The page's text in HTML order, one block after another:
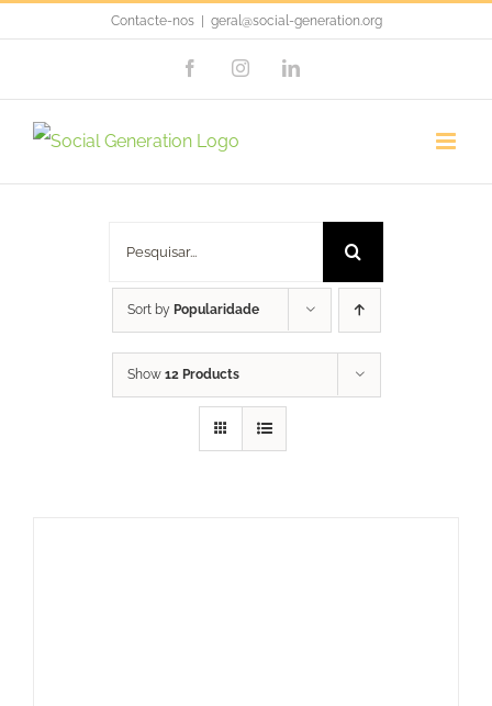
content
Contacte-nos geral@social-generation.org
FacebookInstagramLinkedIn
Sort by Popularidade
Show 12 Products